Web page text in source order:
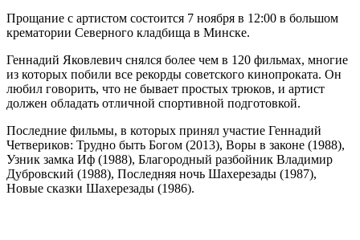
Прощание с артистом состоится 7 ноября в 12:00 в большом
крематории Северного кладбища в Минске.
Геннадий Яковлевич снялся более чем в 120 фильмах, многие
из которых побили все рекорды советского кинопроката. Он
любил говорить, что не бывает простых трюков, и артист
должен обладать отличной спортивной подготовкой.
Последние фильмы, в которых принял участие Геннадий
Четвериков: Трудно быть Богом (2013), Воры в законе (1988),
Узник замка Иф (1988), Благородный разбойник Владимир
Дубровский (1988), Последняя ночь Шахерезады (1987),
Новые сказки Шахерезады (1986).